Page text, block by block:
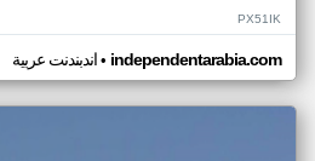
PX51IK
اندبندنت عربية• independentarabia.com